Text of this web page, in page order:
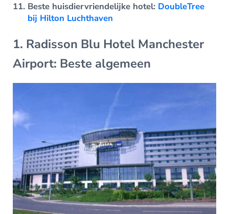
Beste huisdiervriendelijke hotel: DoubleTree
bij Hilton Luchthaven
1. Radisson Blu Hotel Manchester
Airport: Beste algemeen